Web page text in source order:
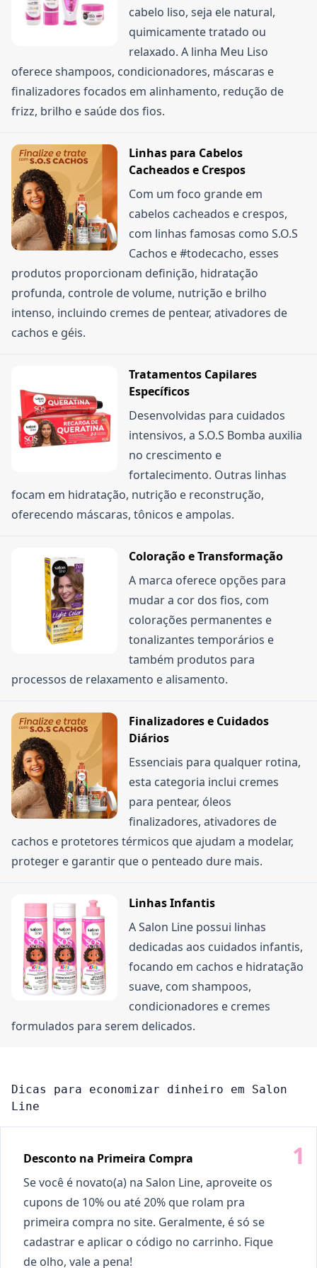
seu carrinho.
cabelo liso, seja ele natural,
quimicamente tratado ou
relaxado. A linha Meu Liso
oferece shampoos, condicionadores, máscaras e
finalizadores focados em alinhamento, redução de
frizz, brilho e saúde dos fios.
Linhas para Cabelos
Cacheados e Crespos
Com um foco grande em
cabelos cacheados e crespos,
com linhas famosas como S.O.S
Cachos e #todecacho, esses
produtos proporcionam definição, hidratação
profunda, controle de volume, nutrição e brilho
intenso, incluindo cremes de pentear, ativadores de
cachos e géis.
Tratamentos Capilares
Específicos
Desenvolvidas para cuidados
intensivos, a S.O.S Bomba auxilia
no crescimento e
fortalecimento. Outras linhas
focam em hidratação, nutrição e reconstrução,
oferecendo máscaras, tônicos e ampolas.
Coloração e Transformação
A marca oferece opções para
mudar a cor dos fios, com
colorações permanentes e
tonalizantes temporários e
também produtos para
processos de relaxamento e alisamento.
Finalizadores e Cuidados
Diários
Essenciais para qualquer rotina,
esta categoria inclui cremes
para pentear, óleos
finalizadores, ativadores de
cachos e protetores térmicos que ajudam a modelar,
proteger e garantir que o penteado dure mais.
Linhas Infantis
A Salon Line possui linhas
dedicadas aos cuidados infantis,
focando em cachos e hidratação
suave, com shampoos,
condicionadores e cremes
formulados para serem delicados.
Dicas para economizar dinheiro em Salon
Line
Desconto na Primeira Compra
Se você é novato(a) na Salon Line, aproveite os
cupons de 10% ou até 20% que rolam pra
primeira compra no site. Geralmente, é só se
cadastrar e aplicar o código no carrinho. Fique
de olho, vale a pena!